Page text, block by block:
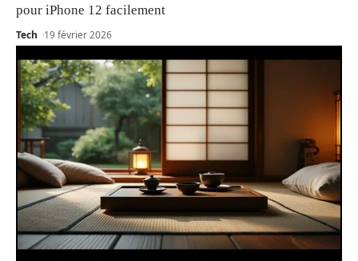
pour iPhone 12 facilement
Tech 19 février 2026